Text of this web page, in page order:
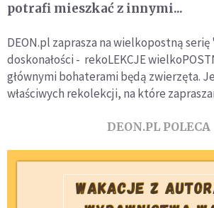
potrafi mieszkać z innymi...
DEON.pl zaprasza na wielkopostną
doskonałości - rekoLEKCJE
głównymi bohaterami będą zwierzęta.
właściwych rekolekcji, na które
DEON.PL POLECA